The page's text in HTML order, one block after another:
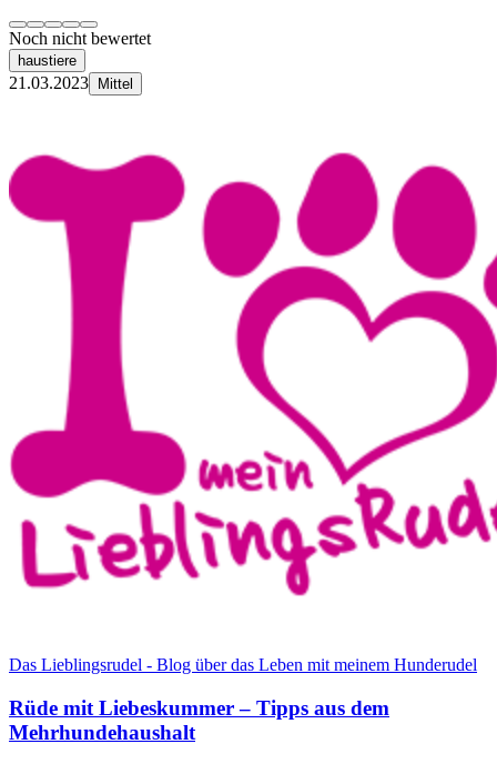
Noch nicht bewertet
haustiere
21.03.2023 Mittel
Das Lieblingsrudel - Blog über das Leben mit meinem Hunderudel
Rüde mit Liebeskummer – Tipps aus dem
Mehrhundehaushalt